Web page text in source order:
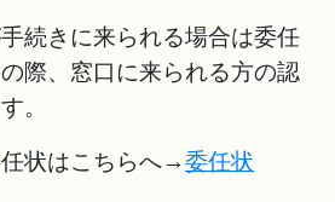
続きに来られる場合は委任
際、窓口に来られる方の認
。
状はこちらへ→委任状